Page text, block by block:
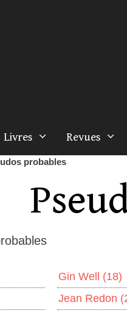
Livres Revues
probables
Gin Well (18)
Jean Redon